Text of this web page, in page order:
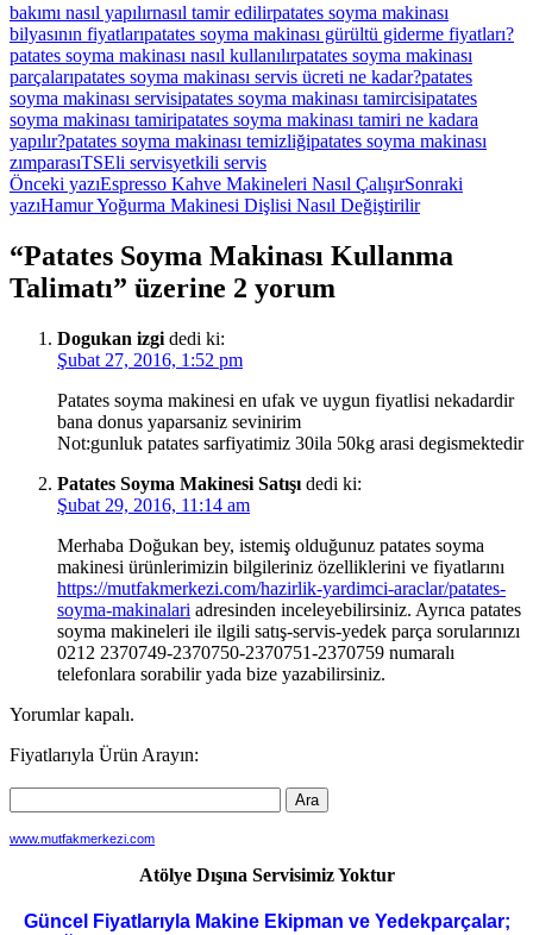
bakımı nasıl yapılırnasıl tamir edilirpatates soyma makinası
bilyasının fiyatlarıpatates soyma makinası gürültü giderme fiyatları?
patates soyma makinası nasıl kullanılırpatates soyma makinası
parçalarıpatates soyma makinası servis ücreti ne kadar?patates
soyma makinası servisipatates soyma makinası tamircisipatates
soyma makinası tamiripatates soyma makinası tamiri ne kadara
yapılır?patates soyma makinası temizliğipatates soyma makinası
zımparasıTSEli servisyetkili servis
Yazı
dolaşımı
Önceki yazıEspresso Kahve Makineleri Nasıl ÇalışırSonraki
yazıHamur Yoğurma Makinesi Dişlisi Nasıl Değiştirilir
“Patates Soyma Makinası Kullanma
Talimatı” üzerine 2 yorum
Dogukan izgi dedi ki:
Şubat 27, 2016, 1:52 pm
Patates soyma makinesi en ufak ve uygun fiyatlisi nekadardir
bana donus yaparsaniz sevinirim
Not:gunluk patates sarfiyatimiz 30ila 50kg arasi degismektedir
Patates Soyma Makinesi Satışı dedi ki:
Şubat 29, 2016, 11:14 am
Merhaba Doğukan bey, istemiş olduğunuz patates soyma
makinesi ürünlerimizin bilgileriniz özelliklerini ve fiyatlarını
https://mutfakmerkezi.com/hazirlik-yardimci-araclar/patates-
soyma-makinalari adresinden inceleyebilirsiniz. Ayrıca patates
soyma makineleri ile ilgili satış-servis-yedek parça sorularınızı
0212 2370749-2370750-2370751-2370759 numaralı
telefonlara sorabilir yada bize yazabilirsiniz.
Yorumlar kapalı.
Fiyatlarıyla Ürün Arayın:
www.mutfakmerkezi.com
Atölye Dışına Servisimiz Yoktur
Güncel Fiyatlarıyla Makine Ekipman ve Yedekparçalar;